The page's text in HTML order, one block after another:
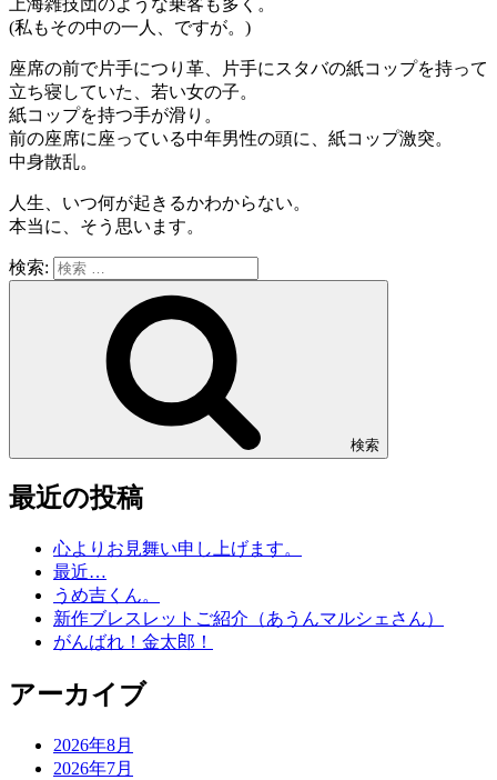
(私もその中の一人、ですが。)
座席の前で片手につり革、片手にスタバの紙コップを持って
立ち寝していた、若い女の子。
紙コップを持つ手が滑り。
前の座席に座っている中年男性の頭に、紙コップ激突。
中身散乱。
人生、いつ何が起きるかわからない。
本当に、そう思います。
検索:
検索
最近の投稿
心よりお見舞い申し上げます。
最近…
うめ吉くん。
新作ブレスレットご紹介（あうんマルシェさん）
がんばれ！金太郎！
アーカイブ
2026年8月
2026年7月